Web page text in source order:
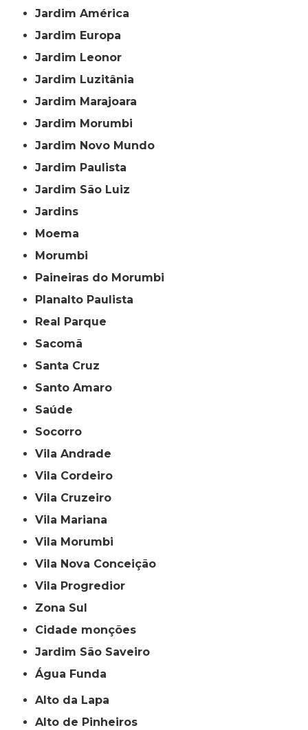
Jardim América
Jardim Europa
Jardim Leonor
Jardim Luzitânia
Jardim Marajoara
Jardim Morumbi
Jardim Novo Mundo
Jardim Paulista
Jardim São Luiz
Jardins
Moema
Morumbi
Paineiras do Morumbi
Planalto Paulista
Real Parque
Sacomã
Santa Cruz
Santo Amaro
Saúde
Socorro
Vila Andrade
Vila Cordeiro
Vila Cruzeiro
Vila Mariana
Vila Morumbi
Vila Nova Conceição
Vila Progredior
Zona Sul
cidade monções
jardim São Saveiro
Água Funda
Alto da Lapa
Alto de Pinheiros